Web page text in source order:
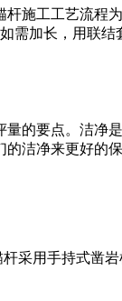
杆施工工艺流
加长，用联结
的要点。洁净
洁净来更好的
采用手持式凿岩